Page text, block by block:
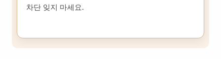
차단 잊지 마세요.